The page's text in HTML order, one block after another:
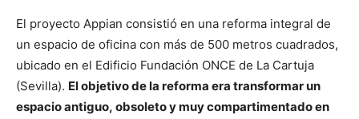
El proyecto Appian consistió en una reforma integral de
un espacio de oficina con más de 500 metros cuadrados,
ubicado en el Edificio Fundación ONCE de La Cartuja
(Sevilla). El objetivo de la reforma era transformar un
espacio antiguo, obsoleto y muy compartimentado en